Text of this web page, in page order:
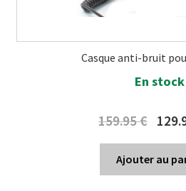
Casque anti-bruit
En stock
159.95€
Ajouter au